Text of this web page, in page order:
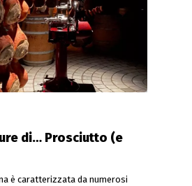
di… Prosciutto (e
è caratterizzata da numerosi